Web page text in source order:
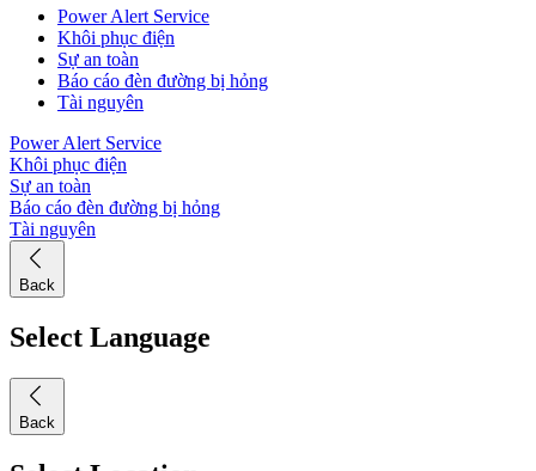
Power Alert Service
Khôi phục điện
Sự an toàn
Báo cáo đèn đường bị hỏng
Tài nguyên
Power Alert Service
Khôi phục điện
Sự an toàn
Báo cáo đèn đường bị hỏng
Tài nguyên
Back
Select Language
Back